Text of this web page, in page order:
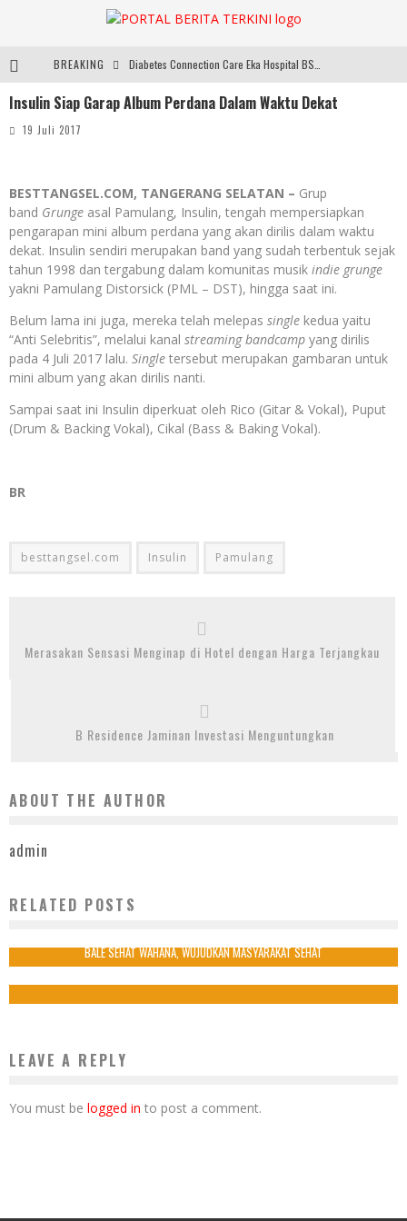
BREAKING
Pemkot Tangsel Kembangkan 36 Pos Lansia, Benyamin: Wujudkan Lansia Sehat, Aktif, dan Bahagia
Insulin Siap Garap Album Perdana Dalam Waktu Dekat
19 Juli 2017
BESTTANGSEL.COM, TANGERANG SELATAN – Grup
band Grunge asal Pamulang, Insulin, tengah mempersiapkan
pengarapan mini album perdana yang akan dirilis dalam waktu
dekat. Insulin sendiri merupakan band yang sudah terbentuk sejak
tahun 1998 dan tergabung dalam komunitas musik indie grunge
yakni Pamulang Distorsick (PML – DST), hingga saat ini.
Belum lama ini juga, mereka telah melepas single kedua yaitu
“Anti Selebritis”, melalui kanal streaming bandcamp yang dirilis
pada 4 Juli 2017 lalu. Single tersebut merupakan gambaran untuk
mini album yang akan dirilis nanti.
Sampai saat ini Insulin diperkuat oleh Rico (Gitar & Vokal), Puput
(Drum & Backing Vokal), Cikal (Bass & Baking Vokal).
BR
besttangsel.com Insulin Pamulang
Merasakan Sensasi Menginap di Hotel dengan Harga Terjangkau
B Residence Jaminan Investasi Menguntungkan
ABOUT THE AUTHOR
admin
RELATED POSTSKENALI GEJALA KANKER PADA ANAK
BALE SEHAT WAHANA, WUJUDKAN MASYARAKAT SEHAT
LEAVE A REPLY
You must be logged in to post a comment.